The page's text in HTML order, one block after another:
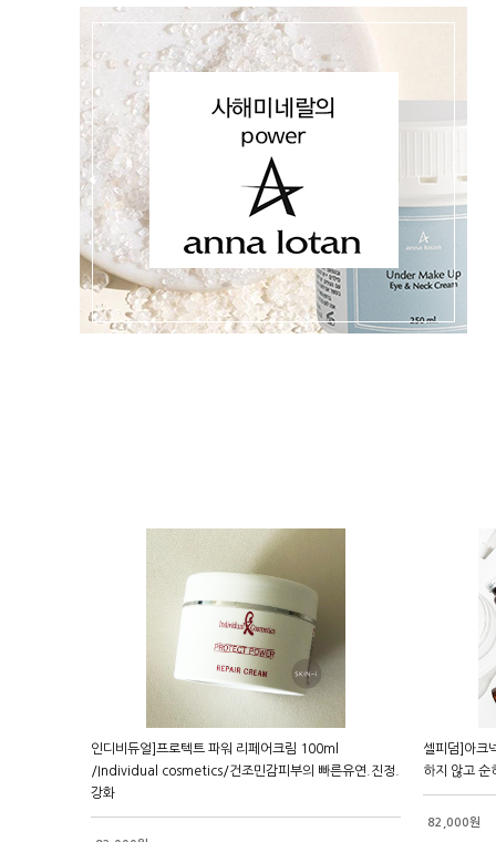
인디비듀얼]프로텍트 파워 리페어크림 100ml
/Individual cosmetics/건조민감피부의 빠른유연.진정.
강화
셀피덤]아크
하지 않고 순
82,000원